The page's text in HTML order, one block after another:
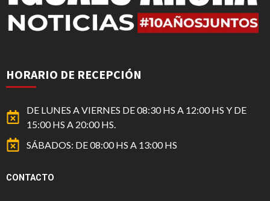
HORARIO DE RECEPCIÓN
DE LUNES A VIERNES DE 08:30 HS A 12:00 HS Y DE
15:00 HS A 20:00 HS.
SÁBADOS: DE 08:00 HS A 13:00 HS
CONTACTO